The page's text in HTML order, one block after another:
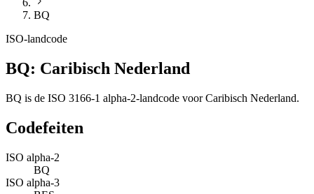
BQ
ISO-landcode
BQ: Caribisch Nederland
BQ is de ISO 3166-1 alpha-2-landcode voor Caribisch Nederland.
Codefeiten
ISO alpha-2
BQ
ISO alpha-3